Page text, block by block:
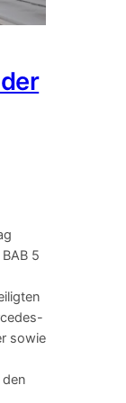
5
sowie